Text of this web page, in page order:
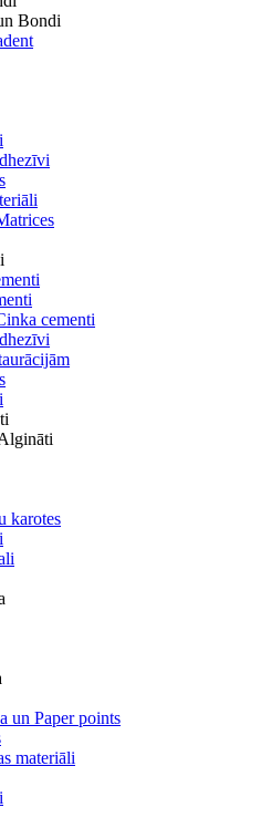
Bondi
cementi
karotes
un Paper points
materiāli